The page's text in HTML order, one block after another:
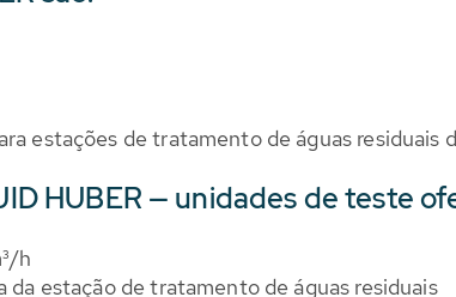
estações de tratamento de águas
HUBER — unidades de teste
h
estação de tratamento de águas residuais